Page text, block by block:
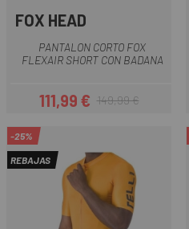
FOX HEAD
PANTALON CORTO FOX
FLEXAIR SHORT CON BADANA
Precio
111,99 €Precio regular
149,99 €
-25%
REBAJAS